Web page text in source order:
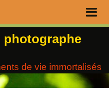
photographe
de vie immortalisés